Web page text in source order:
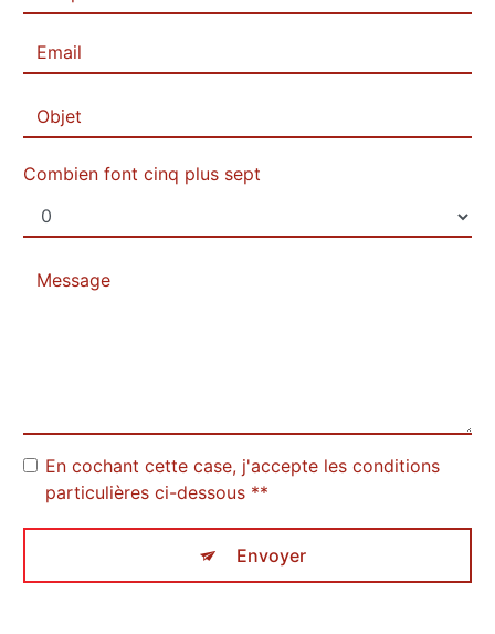
Combien font cinq plus sept
En cochant cette case, j'accepte les conditions
particulières ci-dessous **
Envoyer